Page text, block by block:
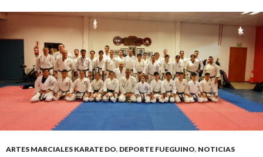
ARTES MARCIALES KARATE DO, DEPORTE FUEGUINO, NOTICIAS